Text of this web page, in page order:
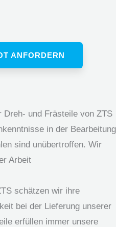
ANFORDERN
Dreh- und Frästeile von ZTS
in der Bearbeitung
sind unübertroffen. Wir
Arbeit
schätzen wir ihre
bei der Lieferung unserer
erfüllen immer unsere